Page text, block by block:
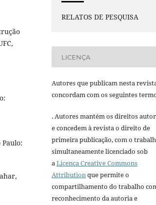
RELATOS DE PESQUISA
LICENÇA
Autores que publicam nesta
concordam com os seguintes
. Autores mantém os direitos
e concedem à revista o direito de
primeira publicação, com o
simultaneamente licenciado sob
aLicença Creative Commons
Attributionque permite o
compartilhamento do trabalho
reconhecimento da autoria e